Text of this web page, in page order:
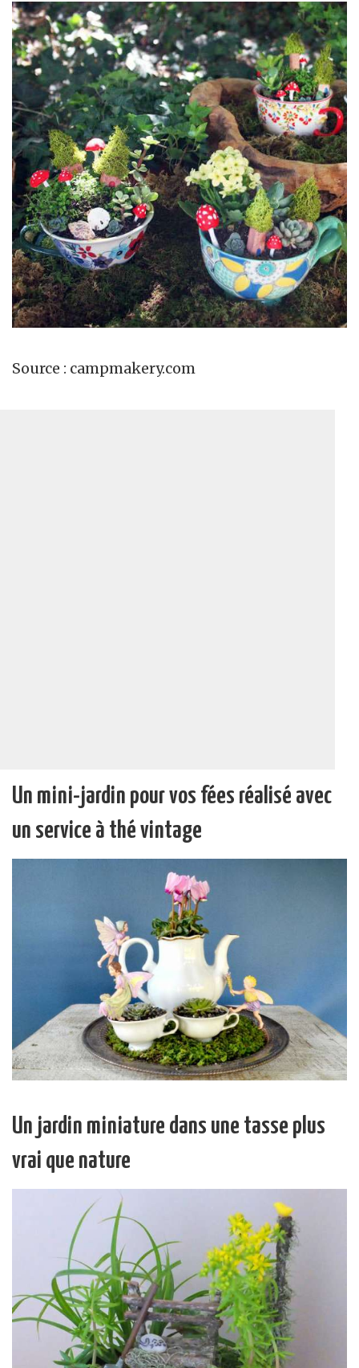
Source : campmakery.com
Un mini-jardin pour vos fées réalisé avec
un service à thé vintage
Un jardin miniature dans une tasse plus
vrai que nature